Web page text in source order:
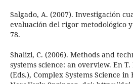
Salgado, A. (2007). Investigación
evaluación del rigor metodológico
78.
Shalizi, C. (2006). Methods and
systems science: an overview. En
(Eds.), Complex Systems Science